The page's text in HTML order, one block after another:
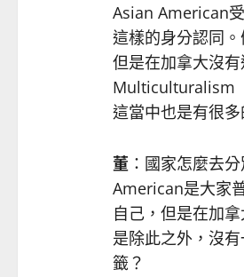
Asian American
這樣的身分認同
但是在加拿大沒
Multiculturalism
這當中也是有很多
董 ：國家怎麼去
American是大家
自己，但是在加
是除此之外，沒
籤？